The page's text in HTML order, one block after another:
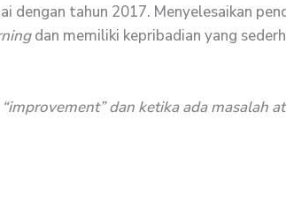
tahun 2017. Menyelesaikan
dan memiliki kepribadian yang
dan ketika ada masalah